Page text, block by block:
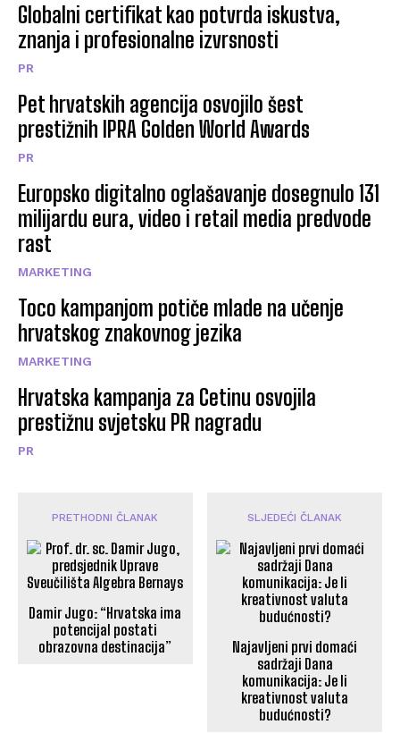
Globalni certifikat kao potvrda iskustva,
znanja i profesionalne izvrsnosti
PR
Pet hrvatskih agencija osvojilo šest
prestižnih IPRA Golden World Awards
PR
Europsko digitalno oglašavanje dosegnulo 131
milijardu eura, video i retail media predvode
rast
MARKETING
Toco kampanjom potiče mlade na učenje
hrvatskog znakovnog jezika
MARKETING
Hrvatska kampanja za Cetinu osvojila
prestižnu svjetsku PR nagradu
PR
PRETHODNI ČLANAK
Damir Jugo: “Hrvatska ima
potencijal postati
obrazovna destinacija”
SLJEDEĆI ČLANAK
Najavljeni prvi domaći
sadržaji Dana
komunikacija: Je li
kreativnost valuta
budućnosti?